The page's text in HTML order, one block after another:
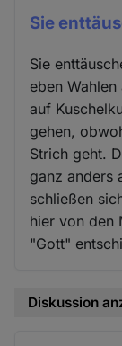
Sie
Sie
eben
auf
gehen,
Strich geht.
ganz anders
schließen
hier von den
"Gott"
Diskussion